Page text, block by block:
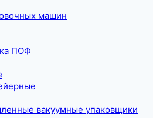
машин
ПОФ
вакуумные упаковщики